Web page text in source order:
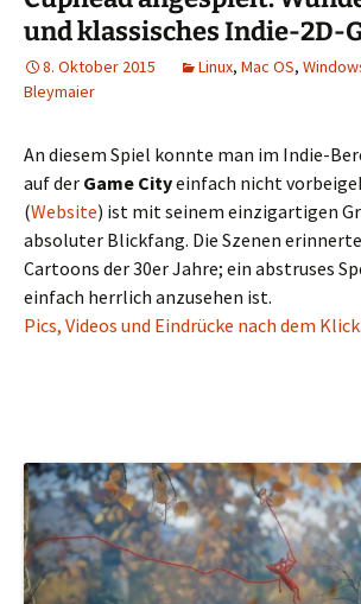
und klassisches Indie-2D-
8. Oktober 2015 Linux, Mac OS,
Bleymaier
An diesem Spiel konnte man im Indie-
auf der Game Cityeinfach nicht
(Website) ist mit seinem einzigartigen
absoluter Blickfang. Die Szenen
Cartoons der 30er Jahre; ein abstruses
einfach herrlich anzusehen ist.
Pics, Videos und Eindrücke nach dem Klick.